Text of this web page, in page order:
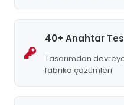
40+ Anahtar
Tasarımdan
fabrika çözümleri